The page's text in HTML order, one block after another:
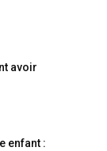
avoir
enfant :